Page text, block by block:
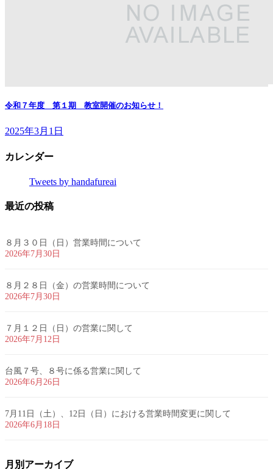
令和７年度 第１期 教室開催のお知らせ！
2025年3月1日
カレンダー
Tweets by handafureai
最近の投稿
８月３０日（日）営業時間について
2026年7月30日
８月２８日（金）の営業時間について
2026年7月30日
７月１２日（日）の営業に関して
2026年7月12日
台風７号、８号に係る営業に関して
2026年6月26日
7月11日（土）、12日（日）における営業時間変更に関して
2026年6月18日
月別アーカイブ